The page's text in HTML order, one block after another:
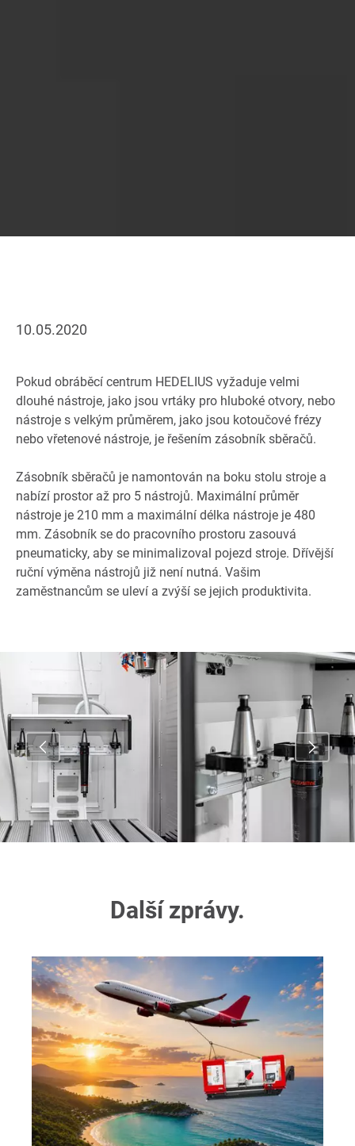
10.05.2020
Pokud obráběcí centrum HEDELIUS vyžaduje velmi
dlouhé nástroje, jako jsou vrtáky pro hluboké otvory, nebo
nástroje s velkým průměrem, jako jsou kotoučové frézy
nebo vřetenové nástroje, je řešením zásobník sběračů.
Zásobník sběračů je namontován na boku stolu stroje a
nabízí prostor až pro 5 nástrojů. Maximální průměr
nástroje je 210 mm a maximální délka nástroje je 480
mm. Zásobník se do pracovního prostoru zasouvá
pneumaticky, aby se minimalizoval pojezd stroje. Dřívější
ruční výměna nástrojů již není nutná. Vašim
zaměstnancům se uleví a zvýší se jejich produktivita.
Další zprávy.